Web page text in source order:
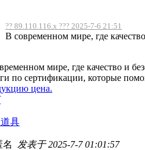
?? 89.110.116.x ??? 2025-7-6 21:51
В современном мире, где
мире, где качество и
по сертификации, которые
цена.
具
名 发表于 2025-7-7 01:01:57